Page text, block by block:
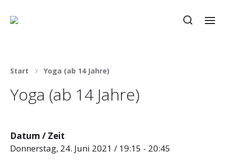
Start Yoga (ab 14 Jahre)
Yoga (ab 14 Jahre)
Datum / Zeit
Donnerstag, 24. Juni 2021 / 19:15 - 20:45